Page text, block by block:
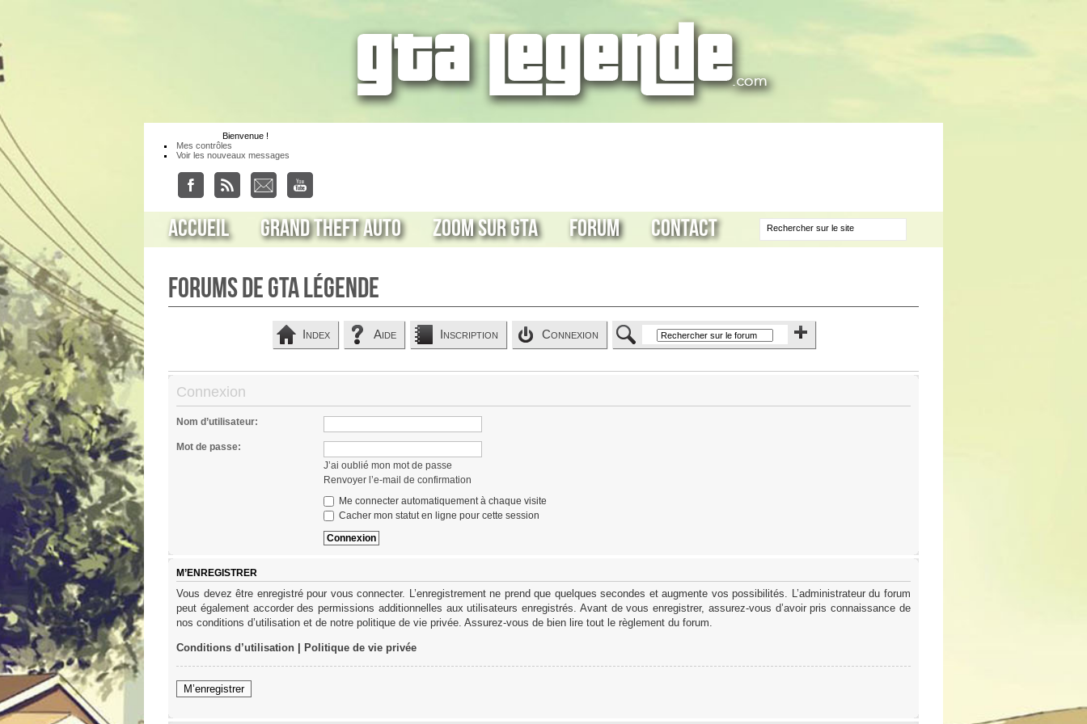
Bienvenue !
Mes contrôles
Voir les nouveaux messages
Accueil Grand Theft Auto Zoom sur GTA Forum Contact
Forums de GTA Légende
Index Aide Inscription Connexion
Connexion
Nom d’utilisateur:
Mot de passe:
J’ai oublié mon mot de passe
Renvoyer l’e-mail de confirmation
Me connecter automatiquement à chaque visite
Cacher mon statut en ligne pour cette session
M’ENREGISTRER
Vous devez être enregistré pour vous connecter. L’enregistrement ne prend que quelques secondes et augmente vos possibilités. L’administrateur du forum
peut également accorder des permissions additionnelles aux utilisateurs enregistrés. Avant de vous enregistrer, assurez-vous d’avoir pris connaissance de
nos conditions d’utilisation et de notre politique de vie privée. Assurez-vous de bien lire tout le règlement du forum.
Conditions d’utilisation Politique de vie privée
M’enregistrer